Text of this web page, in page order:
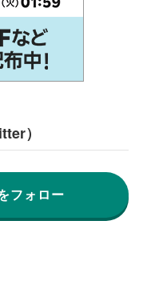
）
フォロー